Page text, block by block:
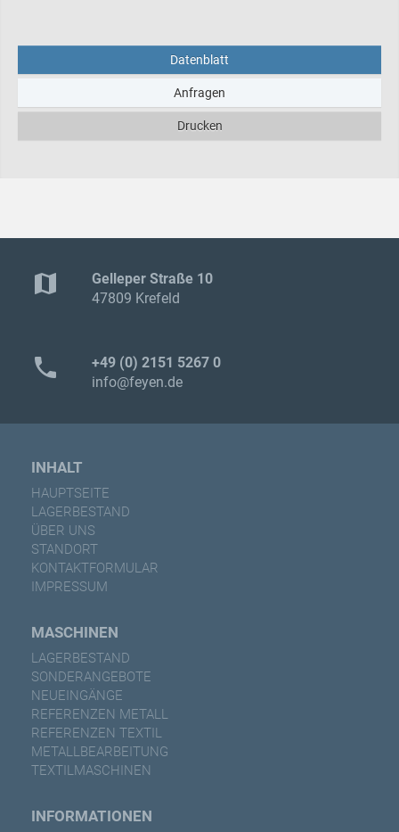
Datenblatt
Anfragen
Drucken
map
Gelleper Straße 10
47809 Krefeld
phone
+49 (0) 2151 5267 0
info@feyen.de
INHALT
HAUPTSEITE
LAGERBESTAND
ÜBER UNS
STANDORT
KONTAKTFORMULAR
IMPRESSUM
MASCHINEN
LAGERBESTAND
SONDERANGEBOTE
NEUEINGÄNGE
REFERENZEN METALL
REFERENZEN TEXTIL
METALLBEARBEITUNG
TEXTILMASCHINEN
INFORMATIONEN